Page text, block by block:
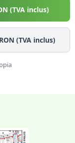
(TVA inclus)
(TVA inclus)